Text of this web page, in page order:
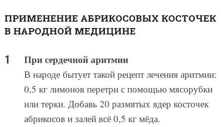
ПРИМЕНЕНИЕ АБРИКОСОВЫХ КОСТОЧЕК
В НАРОДНОЙ МЕДИЦИНЕ
При сердечной аритмии
В народе бытует такой рецепт лечения аритмии:
0,5 кг лимонов перетри с помощью мясорубки
или терки. Добавь 20 размятых ядер косточек
абрикосов и залей всё 0,5 кг мёда.